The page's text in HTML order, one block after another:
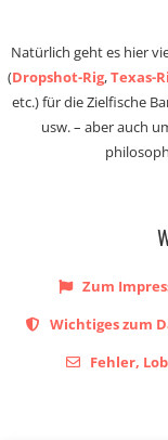
Natürlich geht es hier
(Dropshot-Rig,Texas-
etc.) für die Zielfische
usw. – aber auch
Zum
Wichtiges zum
Fehler,